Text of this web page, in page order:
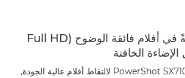
التقط الحركة كاملةً في أفلام فائقة الوضوح (Full HD
تم تصميم الكاميرا PowerShot SX710 HS لالتقاط أفلام عالية الجودة,